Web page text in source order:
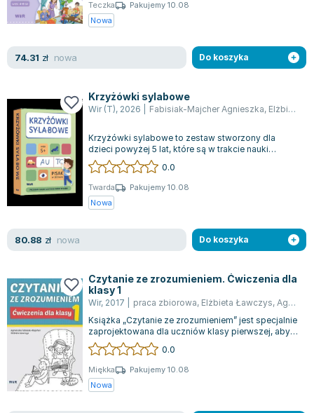
Książki o naukach politycznych dla studentów
Książki do nauk społecznych dla studentów
Prawo - książki dla studentów
Technologia żywności - książki
Zarządzanie i marketing - książki
Nauka języków obcych - książki
Podręczniki dla nauczycieli - metodyka
Repetytoria, testy i materiały pomocnicze
Bolesław Prus
Wanda Chotomska
Clive Staples Lewis
Martyna Wojciechowska
Melissa De la Cruz
Blanka Lipińska
Jaś Kapela
Agatha Christie
Witold Gadowski
Marcin Kowalczyk
Joanna Jabłczyńska
Piotr Kościelny
Jan Piński
Zygmunt Freud
Agata Passent
Michel Moran
Maciej Orłoś
Teczka
Pakujemy 10.08
Nowa
74.31 zł nowa Do koszyka
Krzyżówki sylabowe
Wir (T), 2026 Fabisiak-Majcher Agnieszka, Elżbieta Ławczys
Krzyżówki sylabowe to zestaw stworzony dla
dzieci powyżej 5 lat, które są w trakcie nauki
czytania i pisania za pomocą metody syla...
0.0
Twarda
Pakujemy 10.08
Nowa
80.88 zł nowa Do koszyka
Czytanie ze zrozumieniem. Ćwiczenia dla
klasy 1
Wir, 2017 praca zbiorowa, Elżbieta Ławczys, Agnieszka Suder
Książka „Czytanie ze zrozumieniem” jest specjalnie
zaprojektowana dla uczniów klasy pierwszej, aby
rozwijać ich umiejętności czyte...
0.0
Miękka
Pakujemy 10.08
Nowa